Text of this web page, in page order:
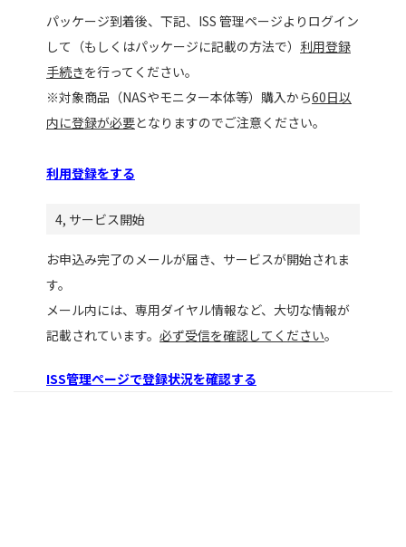
パッケージ到着後、下記、ISS 管理ページよりログイン
して（もしくはパッケージに記載の方法で） 利用登録
手続きを行ってください。
※対象商品（NASやモニター本体等）購入から60日以
内に登録が必要となりますのでご注意ください。
利用登録をする
4, サービス開始
お申込み完了のメールが届き、サービスが開始されま
す。
メール内には、専用ダイヤル情報など、大切な情報が
記載されています。 必ず受信を確認してください。
ISS管理ページで登録状況を確認する